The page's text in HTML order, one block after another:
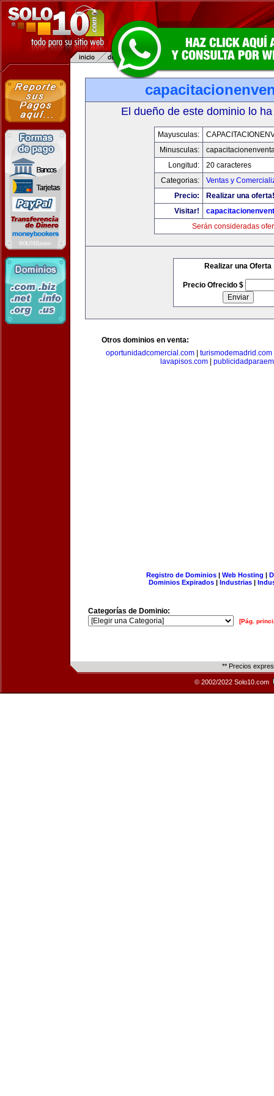
El dueño de este dominio lo
Mayusculas:
Minusculas:
Longitud:
20 caracteres
Categorias:
Ventas y
Precio:
Realizar una oferta!
Visitar!
Serán consideradas
Realizar una Oferta
Precio Ofrecido $
Otros dominios en venta:
oportunidadcomercial.com
turismodemadrid.com
lavapisos.com|
Registro de Dominios| Web Hosting |
Dominios Expirados | Industrias |
Categorías de Dominio:
[Pág.
** Precios
© 2002/2022 Solo10.com